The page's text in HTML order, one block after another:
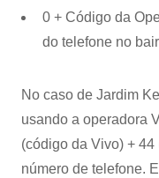
0 + Código da
do telefone no
No caso de Jardim
usando a operadora
(código da Vivo) +
número de telefone.